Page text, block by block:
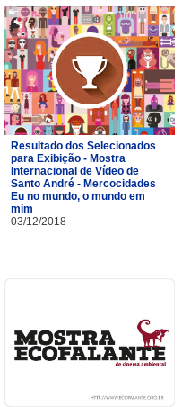
Resultado dos Selecionados
para Exibição - Mostra
Internacional de Vídeo de
Santo André - Mercocidades
Eu no mundo, o mundo em
mim
03/12/2018